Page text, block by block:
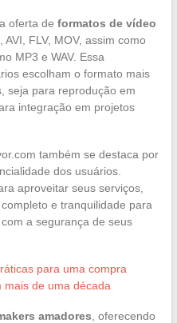
oferta de formatos de vídeo
FLV, MOV, assim como
MP3 e WAV. Essa
escolham o formato mais
seja para reprodução em
integração em projetos
também se destaca por
dos usuários.
aproveitar seus serviços,
e tranquilidade para
a segurança de seus
para uma compra
mais de uma década
amadores , oferecendo